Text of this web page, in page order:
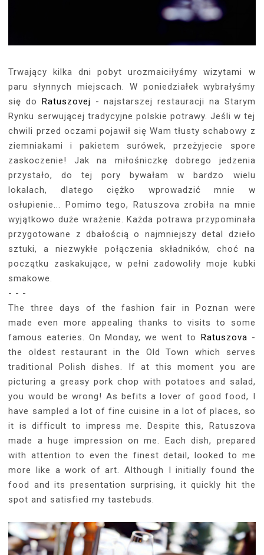
Trwający kilka dni pobyt urozmaiciłyśmy wizytami w
paru słynnych miejscach. W poniedziałek wybrałyśmy
się do Ratuszovej - najstarszej restauracji na Starym
Rynku serwującej tradycyjne polskie potrawy. Jeśli w tej
chwili przed oczami pojawił się Wam tłusty schabowy z
ziemniakami i pakietem surówek, przeżyjecie spore
zaskoczenie! Jak na miłośniczkę dobrego jedzenia
przystało, do tej pory bywałam w bardzo wielu
lokalach, dlatego ciężko wprowadzić mnie w
osłupienie... Pomimo tego, Ratuszova zrobiła na mnie
wyjątkowo duże wrażenie. Każda potrawa przypominała
przygotowane z dbałością o najmniejszy detal dzieło
sztuki, a niezwykłe połączenia składników, choć na
początku zaskakujące, w pełni zadowoliły moje kubki
smakowe.
- - -
The three days of the fashion fair in Poznan were
made even more appealing thanks to visits to some
famous eateries. On Monday, we went to Ratuszova -
the oldest restaurant in the Old Town which serves
traditional Polish dishes. If at this moment you are
picturing a greasy pork chop with potatoes and salad,
you would be wrong! As befits a lover of good food, I
have sampled a lot of fine cuisine in a lot of places, so
it is difficult to impress me. Despite this, Ratuszova
made a huge impression on me. Each dish, prepared
with attention to even the finest detail, looked to me
more like a work of art. Although I initially found the
food and its presentation surprising, it quickly hit the
spot and satisfied my tastebuds.